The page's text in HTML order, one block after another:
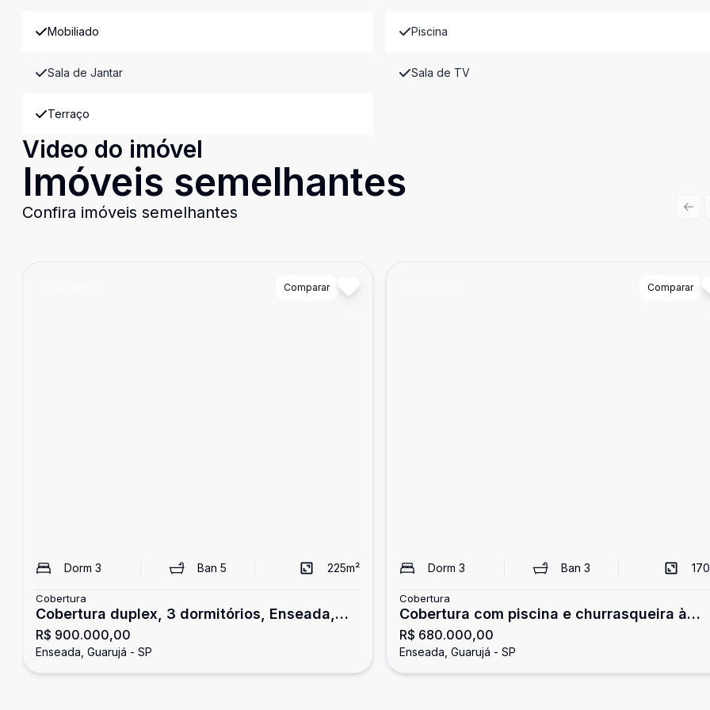
Mobiliado Piscina
Sala de Jantar Sala de TV
Terraço
Video do imóvel
Imóveis semelhantes
Confira imóveis semelhantes
Comparar
Dorm 3 Ban5 225m²
Cobertura
Cobertura duplex, 3 dormitórios, Enseada,
Guarujá
R$ 900.000,00
Enseada, Guarujá - SP
Comparar
Dorm 3 Ban 3 170
Cobertura
Cobertura com piscina e churrasqueira à
venda na Enseada, Guarujá
R$ 680.000,00
Enseada, Guarujá - SP